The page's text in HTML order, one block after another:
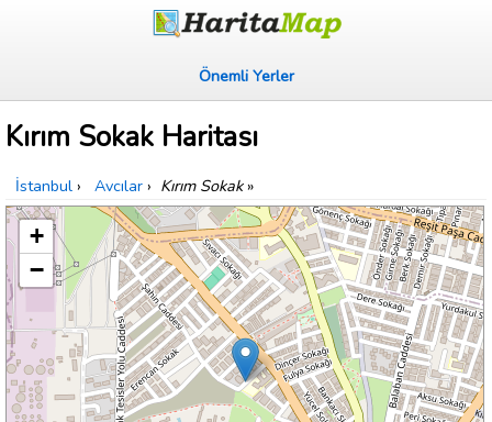
Önemli Yerler
Kırım Sokak Haritası
İstanbul › Avcılar › Kırım Sokak»
+
−